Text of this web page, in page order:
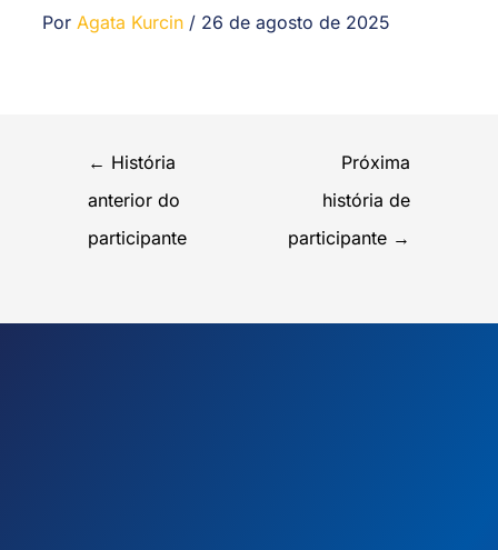
PorAgata Kurcin / 26 de agosto de 2025
← História
anterior do
participante
Próxima
história de
participante →